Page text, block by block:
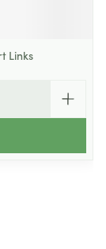
Links